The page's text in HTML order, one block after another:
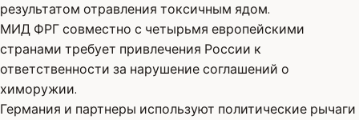
результатом отравления токсичным ядом.
МИД ФРГ совместно с четырьмя европейскими
странами требует привлечения России к
ответственности за нарушение соглашений о
химоружии.
Германия и партнеры используют политические рычаги